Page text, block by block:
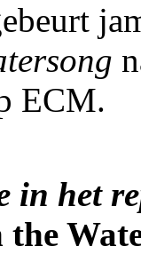
ECM.
in het
the